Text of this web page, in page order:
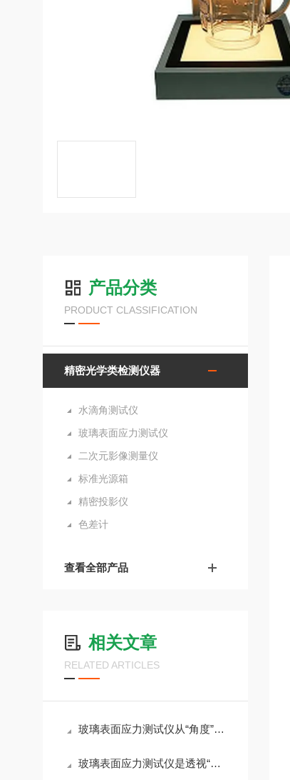
产品分类
PRODUCT CLASSIFICATION
精密光学类检测仪器
水滴角测试仪
玻璃表面应力测试仪
二次元影像测量仪
标准光源箱
精密投影仪
色差计
查看全部产品
相关文章
RELATED ARTICLES
玻璃表面应力测试仪从“角度”到“应力”的精准转换
玻璃表面应力测试仪是透视“隐形防线”的科技仪器